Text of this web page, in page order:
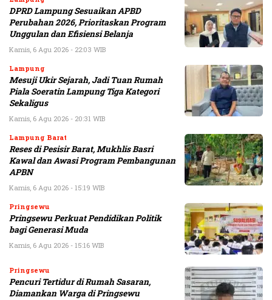
DPRD Lampung Sesuaikan APBD
Perubahan 2026, Prioritaskan Program
Unggulan dan Efisiensi Belanja
Kamis, 6 Agu 2026 - 22:03 WIB
Lampung
Mesuji Ukir Sejarah, Jadi Tuan Rumah
Piala Soeratin Lampung Tiga Kategori
Sekaligus
Kamis, 6 Agu 2026 - 20:31 WIB
Lampung Barat
Reses di Pesisir Barat, Mukhlis Basri
Kawal dan Awasi Program Pembangunan
APBN
Kamis, 6 Agu 2026 - 15:19 WIB
Pringsewu
Pringsewu Perkuat Pendidikan Politik
bagi Generasi Muda
Kamis, 6 Agu 2026 - 15:16 WIB
Pringsewu
Pencuri Tertidur di Rumah Sasaran,
Diamankan Warga di Pringsewu